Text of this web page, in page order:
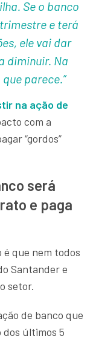
Se o banco
e terá
ele vai dar
diminuir. Na
parece.”
na ação de
com a
“gordos”
será
e paga
é que nem todos
Santander e
setor.
de banco que
dos últimos 5